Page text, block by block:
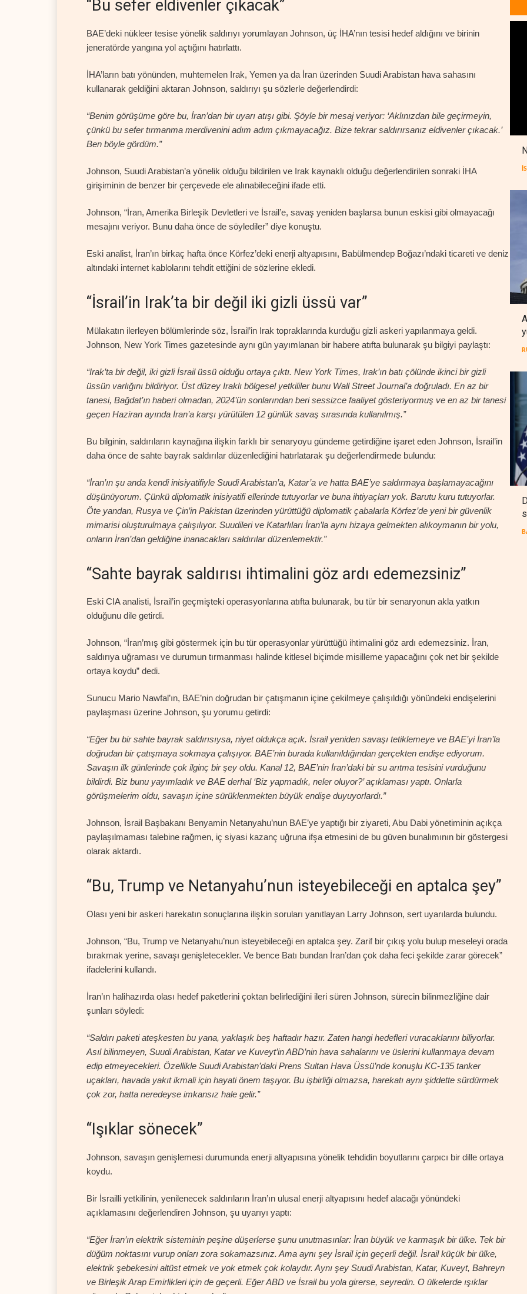
“Bu sefer eldivenler çıkacak”
BAE’deki nükleer tesise yönelik saldırıyı yorumlayan Johnson, üç İHA’nın tesisi hedef aldığını ve birinin
jeneratörde yangına yol açtığını hatırlattı.
İHA’ların batı yönünden, muhtemelen Irak, Yemen ya da İran üzerinden Suudi Arabistan hava sahasını
kullanarak geldiğini aktaran Johnson, saldırıyı şu sözlerle değerlendirdi:
“Benim görüşüme göre bu, İran’dan bir uyarı atışı gibi. Şöyle bir mesaj veriyor: ‘Aklınızdan bile geçirmeyin,
çünkü bu sefer tırmanma merdivenini adım adım çıkmayacağız. Bize tekrar saldırırsanız eldivenler çıkacak.’
Ben böyle gördüm.”
Johnson, Suudi Arabistan’a yönelik olduğu bildirilen ve Irak kaynaklı olduğu değerlendirilen sonraki İHA
girişiminin de benzer bir çerçevede ele alınabileceğini ifade etti.
Johnson, “İran, Amerika Birleşik Devletleri ve İsrail’e, savaş yeniden başlarsa bunun eskisi gibi olmayacağı
mesajını veriyor. Bunu daha önce de söylediler” diye konuştu.
Eski analist, İran’ın birkaç hafta önce Körfez’deki enerji altyapısını, Babülmendep Boğazı’ndaki ticareti ve deniz
altındaki internet kablolarını tehdit ettiğini de sözlerine ekledi.
“İsrail’in Irak’ta bir değil iki gizli üssü var”
Mülakatın ilerleyen bölümlerinde söz, İsrail’in Irak topraklarında kurduğu gizli askeri yapılanmaya geldi.
Johnson, New York Times gazetesinde aynı gün yayımlanan bir habere atıfta bulunarak şu bilgiyi paylaştı:
“Irak’ta bir değil, iki gizli İsrail üssü olduğu ortaya çıktı. New York Times, Irak’ın batı çölünde ikinci bir gizli
üssün varlığını bildiriyor. Üst düzey Iraklı bölgesel yetkililer bunu Wall Street Journal’a doğruladı. En az bir
tanesi, Bağdat’ın haberi olmadan, 2024’ün sonlarından beri sessizce faaliyet gösteriyormuş ve en az bir tanesi
geçen Haziran ayında İran’a karşı yürütülen 12 günlük savaş sırasında kullanılmış.”
Bu bilginin, saldırıların kaynağına ilişkin farklı bir senaryoyu gündeme getirdiğine işaret eden Johnson, İsrail’in
daha önce de sahte bayrak saldırılar düzenlediğini hatırlatarak şu değerlendirmede bulundu:
“İran’ın şu anda kendi inisiyatifiyle Suudi Arabistan’a, Katar’a ve hatta BAE’ye saldırmaya başlamayacağını
düşünüyorum. Çünkü diplomatik inisiyatifi ellerinde tutuyorlar ve buna ihtiyaçları yok. Barutu kuru tutuyorlar.
Öte yandan, Rusya ve Çin’in Pakistan üzerinden yürüttüğü diplomatik çabalarla Körfez’de yeni bir güvenlik
mimarisi oluşturulmaya çalışılıyor. Suudileri ve Katarlıları İran’la aynı hizaya gelmekten alıkoymanın bir yolu,
onların İran’dan geldiğine inanacakları saldırılar düzenlemektir.”
“Sahte bayrak saldırısı ihtimalini göz ardı edemezsiniz”
Eski CIA analisti, İsrail’in geçmişteki operasyonlarına atıfta bulunarak, bu tür bir senaryonun akla yatkın
olduğunu dile getirdi.
Johnson, “İran’mış gibi göstermek için bu tür operasyonlar yürüttüğü ihtimalini göz ardı edemezsiniz. İran,
saldırıya uğraması ve durumun tırmanması halinde kitlesel biçimde misilleme yapacağını çok net bir şekilde
ortaya koydu” dedi.
Sunucu Mario Nawfal’ın, BAE’nin doğrudan bir çatışmanın içine çekilmeye çalışıldığı yönündeki endişelerini
paylaşması üzerine Johnson, şu yorumu getirdi:
“Eğer bu bir sahte bayrak saldırısıysa, niyet oldukça açık. İsrail yeniden savaşı tetiklemeye ve BAE’yi İran’la
doğrudan bir çatışmaya sokmaya çalışıyor. BAE’nin burada kullanıldığından gerçekten endişe ediyorum.
Savaşın ilk günlerinde çok ilginç bir şey oldu. Kanal 12, BAE’nin İran’daki bir su arıtma tesisini vurduğunu
bildirdi. Biz bunu yayımladık ve BAE derhal ‘Biz yapmadık, neler oluyor?’ açıklaması yaptı. Onlarla
görüşmelerim oldu, savaşın içine sürüklenmekten büyük endişe duyuyorlardı.”
Johnson, İsrail Başbakanı Benyamin Netanyahu’nun BAE’ye yaptığı bir ziyareti, Abu Dabi yönetiminin açıkça
paylaşılmaması talebine rağmen, iç siyasi kazanç uğruna ifşa etmesini de bu güven bunalımının bir göstergesi
olarak aktardı.
“Bu, Trump ve Netanyahu’nun isteyebileceği en aptalca şey”
Olası yeni bir askeri harekatın sonuçlarına ilişkin soruları yanıtlayan Larry Johnson, sert uyarılarda bulundu.
Johnson, “Bu, Trump ve Netanyahu’nun isteyebileceği en aptalca şey. Zarif bir çıkış yolu bulup meseleyi orada
bırakmak yerine, savaşı genişletecekler. Ve bence Batı bundan İran’dan çok daha feci şekilde zarar görecek”
ifadelerini kullandı.
İran’ın halihazırda olası hedef paketlerini çoktan belirlediğini ileri süren Johnson, sürecin bilinmezliğine dair
şunları söyledi:
“Saldırı paketi ateşkesten bu yana, yaklaşık beş haftadır hazır. Zaten hangi hedefleri vuracaklarını biliyorlar.
Asıl bilinmeyen, Suudi Arabistan, Katar ve Kuveyt’in ABD’nin hava sahalarını ve üslerini kullanmaya devam
edip etmeyecekleri. Özellikle Suudi Arabistan’daki Prens Sultan Hava Üssü’nde konuşlu KC-135 tanker
uçakları, havada yakıt ikmali için hayati önem taşıyor. Bu işbirliği olmazsa, harekatı aynı şiddette sürdürmek
çok zor, hatta neredeyse imkansız hale gelir.”
“Işıklar sönecek”
Johnson, savaşın genişlemesi durumunda enerji altyapısına yönelik tehdidin boyutlarını çarpıcı bir dille ortaya
koydu.
Bir İsrailli yetkilinin, yenilenecek saldırıların İran’ın ulusal enerji altyapısını hedef alacağı yönündeki
açıklamasını değerlendiren Johnson, şu uyarıyı yaptı:
“Eğer İran’ın elektrik sisteminin peşine düşerlerse şunu unutmasınlar: İran büyük ve karmaşık bir ülke. Tek bir
düğüm noktasını vurup onları zora sokamazsınız. Ama aynı şey İsrail için geçerli değil. İsrail küçük bir ülke,
elektrik şebekesini altüst etmek ve yok etmek çok kolaydır. Aynı şey Suudi Arabistan, Katar, Kuveyt, Bahreyn
ve Birleşik Arap Emirlikleri için de geçerli. Eğer ABD ve İsrail bu yola girerse, seyredin. O ülkelerde ışıklar